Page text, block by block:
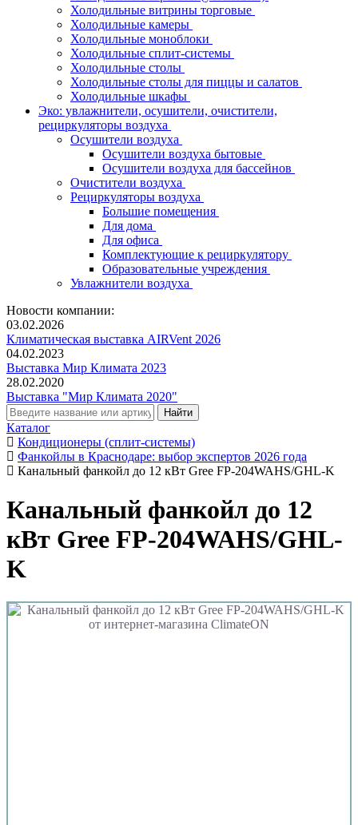
Холодильные витрины торговые
Холодильные камеры
Холодильные моноблоки
Холодильные сплит-системы
Холодильные столы
Холодильные столы для пиццы и салатов
Холодильные шкафы
Эко: увлажнители, осушители, очистители,
рециркуляторы воздуха
Осушители воздуха
Осушители воздуха бытовые
Осушители воздуха для бассейнов
Очистители воздуха
Рециркуляторы воздуха
Большие помещения
Для дома
Для офиса
Комплектующие к рециркулятору
Образовательные учреждения
Увлажнители воздуха
Новости компании:
03.02.2026
Климатическая выставка AIRVent 2026
04.02.2023
Выставка Мир Климата 2023
28.02.2020
Выставка "Мир Климата 2020"
Каталог
Кондиционеры (сплит-системы)
Фанкойлы в Краснодаре: выбор экспертов 2026 года
Канальный фанкойл до 12 кВт Gree FP-204WAHS/GHL-K
Канальный фанкойл до 12
кВт Gree FP-204WAHS/GHL-
K